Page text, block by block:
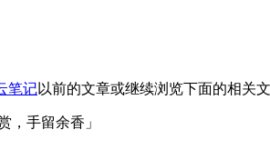
笔记以前的文章或继续浏览下面的相关
，手留余香」